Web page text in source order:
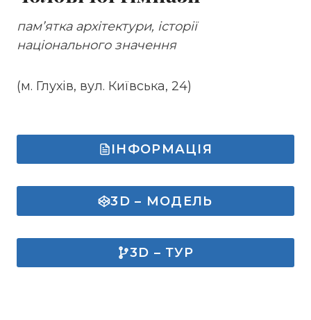
пам’ятка архітектури, історії
національного значення
(м. Глухів, вул. Київська, 24)
ІНФОРМАЦІЯ
3D – МОДЕЛЬ
3D – ТУР